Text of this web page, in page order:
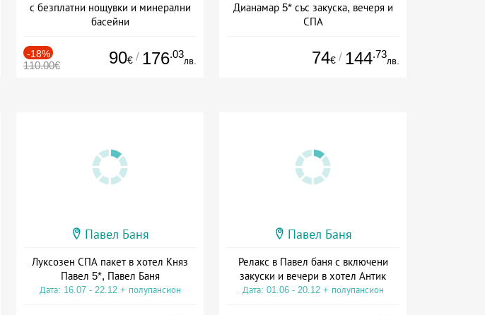
с безплатни нощувки и минерални
басейни
-18%
110.00€ 90€ / 176.03
лв.
Дианамар 5* със закуска, вечеря и
СПА
74€ / 144.73
лв.
Павел Баня
Луксозен СПА пакет в хотел Княз
Павел 5*, Павел Баня
Дата: 16.07 - 22.12 + полупансион
Павел Баня
Релакс в Павел баня с включени
закуски и вечери в хотел Антик
Дата: 01.06 - 20.12 + полупансион